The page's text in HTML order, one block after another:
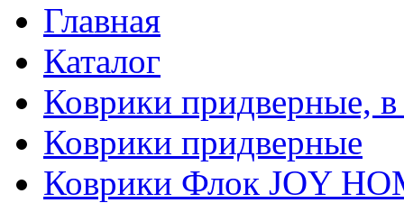
Главная
Каталог
Коврики придверные,
Коврики придверные
Коврики Флок JOY